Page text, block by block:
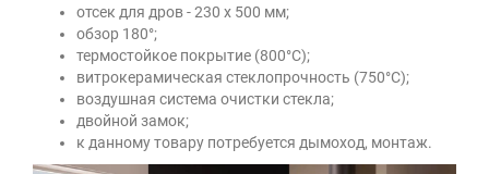
отсек для дров - 230 х 500 мм;
обзор 180°;
термостойкое покрытие (800°C);
витрокерамическая стеклопрочность (750°C);
воздушная система очистки стекла;
двойной замок;
к данному товару потребуется дымоход, монтаж.